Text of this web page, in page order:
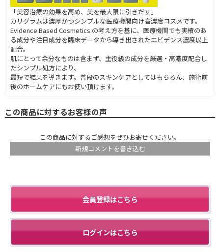
「美容治療の効果を高め、美を最大限に引きだす」
カリグラムは濃厚かつシンプルな医療機関向け高濃度コスメです。
Evidence Based Cosmetics.の考え方を基に、医療機関でも実績のあ
る成分や注目成分を臨床データから導き出されたエビデンス濃度以上
配合。
肌にとって余分なものは含まず、主役級の成分を厳選・高濃度配合し
たシンプル処方により、
最短で結果を導きます。普段のスキンケアとしてはもちろん、施術前
後のホームケアにもお使い頂けます。
この商品に対するお客様の声
この商品に対するご感想をぜひお寄せください。
新規コメントを書き込む
会員登録はこちら
ログインはこちら